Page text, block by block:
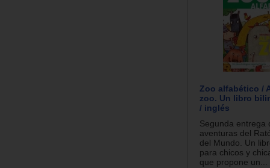
Zoo alfabético /
zoo. Un libro
/ inglés
Segunda entrega
aventuras del
del Mundo. Un
para chicos y
que propone un...